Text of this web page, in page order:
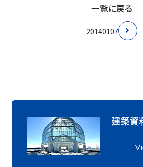
一覧に戻る
20140107